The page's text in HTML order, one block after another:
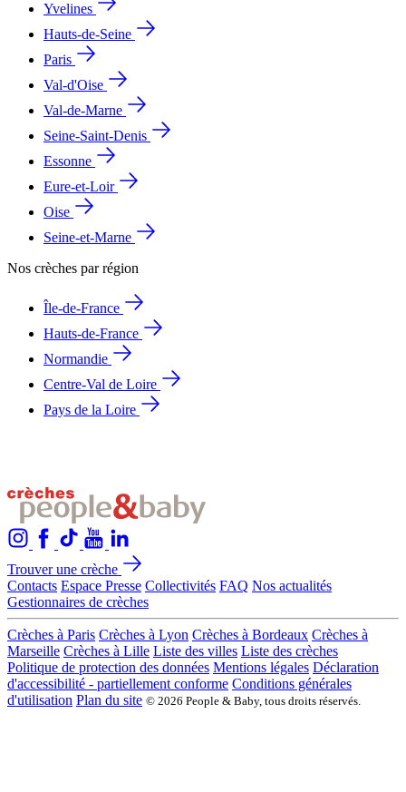
Yvelines
Hauts-de-Seine
Paris
Val-d'Oise
Val-de-Marne
Seine-Saint-Denis
Essonne
Eure-et-Loir
Oise
Seine-et-Marne
Nos crèches par région
Île-de-France
Hauts-de-France
Normandie
Centre-Val de Loire
Pays de la Loire
Trouver une crèche
Contacts Espace Presse Collectivités FAQ Nos actualités
Gestionnaires de crèches
Crèches à Paris Crèches à Lyon Crèches à Bordeaux Crèches à
Marseille Crèches à Lille Liste des villes Liste des crèches
Politique de protection des données Mentions légales Déclaration
d'accessibilité - partiellement conforme Conditions générales
d'utilisation Plan du site © 2026 People & Baby, tous droits réservés.